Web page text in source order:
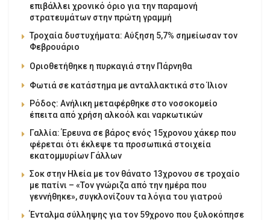
επιβάλλει χρονικό όριο για την παραμονή
στρατευμάτων στην πρώτη γραμμή
Τροχαία δυστυχήματα: Αύξηση 5,7% σημείωσαν τον
Φεβρουάριο
Οριοθετήθηκε η πυρκαγιά στην Πάρνηθα
Φωτιά σε κατάστημα με ανταλλακτικά στο Ίλιον
Ρόδος: Ανήλικη μεταφέρθηκε στο νοσοκομείο
έπειτα από χρήση αλκοόλ και ναρκωτικών
Γαλλία: Έρευνα σε βάρος ενός 15χρονου χάκερ που
φέρεται ότι έκλεψε τα προσωπικά στοιχεία
εκατομμυρίων Γάλλων
Σοκ στην Ηλεία με τον θάνατο 13χρονου σε τροχαίο
με πατίνι – «Τον γνώριζα από την ημέρα που
γεννήθηκε», συγκλονίζουν τα λόγια του γιατρού
Ένταλμα σύλληψης για τον 59χρονο που ξυλοκόπησε